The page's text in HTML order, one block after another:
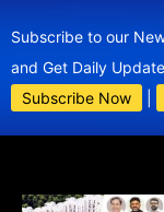
Subscribe to our
and Get Daily
Subscribe Now